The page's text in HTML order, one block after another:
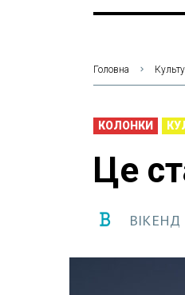
Головна
КОЛОНКИ
Це
ВІКЕНД